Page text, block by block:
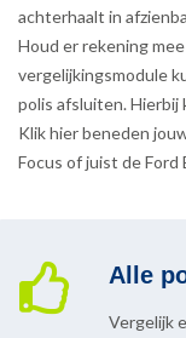
achterhaalt in
Houd er rekening
vergelijkingsmodule
polis afsluiten. Hierbij
Klik hier beneden
Focus of juist de Ford
Alle
Vergelijk